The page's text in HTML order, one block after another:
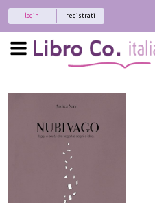
registrati
login